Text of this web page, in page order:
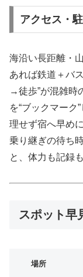
アクセス・
海沿い長距離・
あれば鉄道＋バ
→徒歩”が混雑時
を“ブックマーク
理せず宿へ早め
乗り継ぎの待ち
と、体力も記録
スポット早
場所